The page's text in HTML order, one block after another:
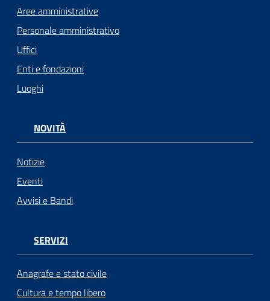
Aree amministrative
Personale amministrativo
Uffici
Enti e fondazioni
Luoghi
NOVITÀ
Notizie
Eventi
Avvisi e Bandi
SERVIZI
Anagrafe e stato civile
Cultura e tempo libero